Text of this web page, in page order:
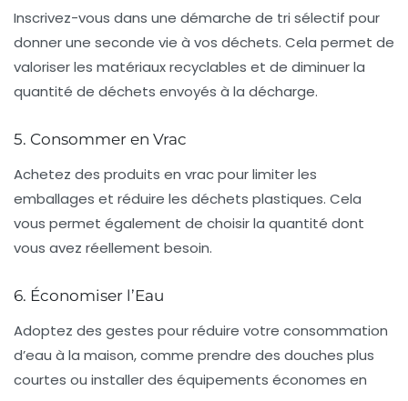
Inscrivez-vous dans une démarche de tri sélectif pour
donner une seconde vie à vos déchets. Cela permet de
valoriser les matériaux recyclables et de diminuer la
quantité de déchets envoyés à la décharge.
5. Consommer en Vrac
Achetez des produits en vracpour limiter les
emballages et réduire les déchets plastiques. Cela
vous permet également de choisir la quantité dont
vous avez réellement besoin.
6. Économiser l’Eau
Adoptez des gestes pourréduire votre consommation
d’eau à la maison, comme prendre des douches plus
courtes ou installer des équipements économes en